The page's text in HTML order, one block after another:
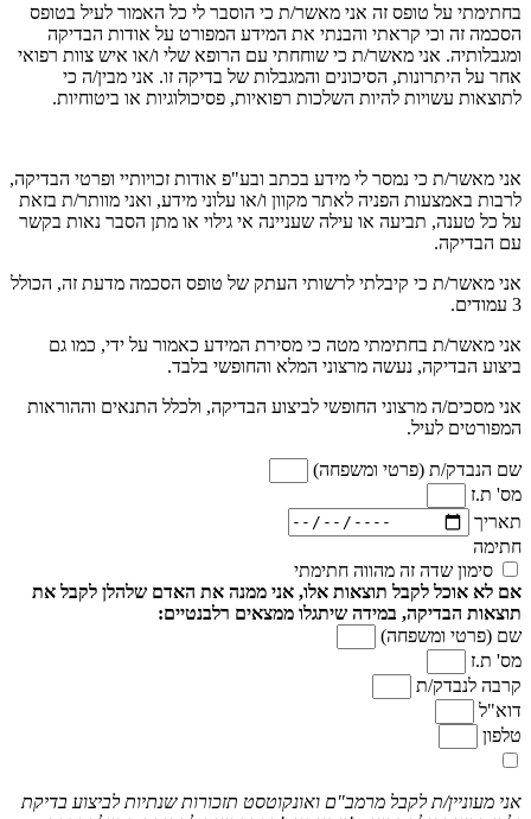
בחתימתי על טופס זה אני מאשר/ת כי הוסבר לי כל האמור לעיל בטופס
הסכמה זה וכי קראתי והבנתי את המידע המפורט על אודות הבדיקה
ומגבלותיה. אני מאשר/ת כי שוחחתי עם הרופא שלי ו/או איש צוות רפואי
אחר על היתרונות, הסיכונים והמגבלות של בדיקה זו. אני מבין/ה כי
לתוצאות עשויות להיות השלכות רפואיות, פסיכולוגיות או ביטוחיות.
אני מאשר/ת כי נמסר לי מידע בכתב ובע"פ אודות זכויותיי ופרטי הבדיקה,
לרבות באמצעות הפניה לאתר מקוון ו/או עלוני מידע, ואני מוותר/ת בזאת
על כל טענה, תביעה או עילה שעניינה אי גילוי או מתן הסבר נאות בקשר
עם הבדיקה.
אני מאשר/ת כי קיבלתי לרשותי העתק של טופס הסכמה מדעת זה, הכולל
3 עמודים.
אני מאשר/ת בחתימתי מטה כי מסירת המידע כאמור על ידי, כמו גם
ביצוע הבדיקה, נעשה מרצוני המלא והחופשי בלבד.
אני מסכים/ה מרצוני החופשי לביצוע הבדיקה, ולכלל התנאים וההוראות
המפורטים לעיל.
שם הנבדק/ת (פרטי ומשפחה)
מס' ת.ז
תאריך
חתימה
סימון שדה זה מהווה חתימתי
אם לא אוכל לקבל תוצאות אלו, אני ממנה את האדם שלהלן לקבל את
תוצאות הבדיקה, במידה שיתגלו ממצאים רלבנטיים:
שם (פרטי ומשפחה)
מס' ת.ז
קרבה לנבדק/ת
דוא"ל
טלפון
אני מעוניין/ת לקבל מרמב"ם ואונקוטסט תזכורות שנתיות לביצוע בדיקת